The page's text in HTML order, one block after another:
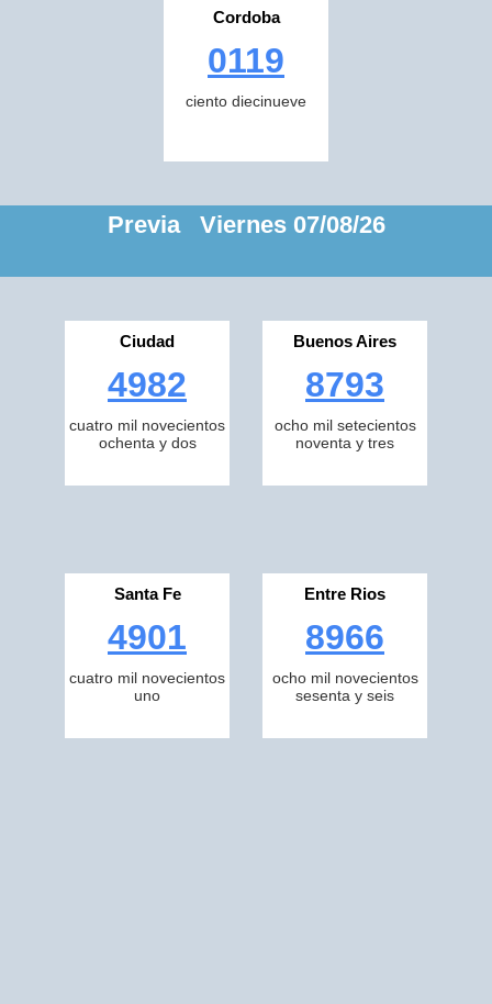
Cordoba
0119
ciento diecinueve
Previa Viernes 07/08/26
Ciudad
4982
cuatro mil novecientos
ochenta y dos
Buenos Aires
8793
ocho mil setecientos
noventa y tres
Santa Fe
4901
cuatro mil novecientos
uno
Entre Rios
8966
ocho mil novecientos
sesenta y seis